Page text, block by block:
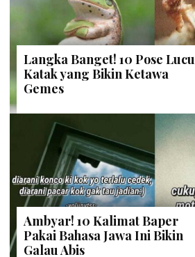
Langka Banget! 10 Pose Lucu
Katak yang Bikin Ketawa
Gemes
Ambyar! 10 Kalimat Baper
Pakai Bahasa Jawa Ini Bikin
Galau Abis